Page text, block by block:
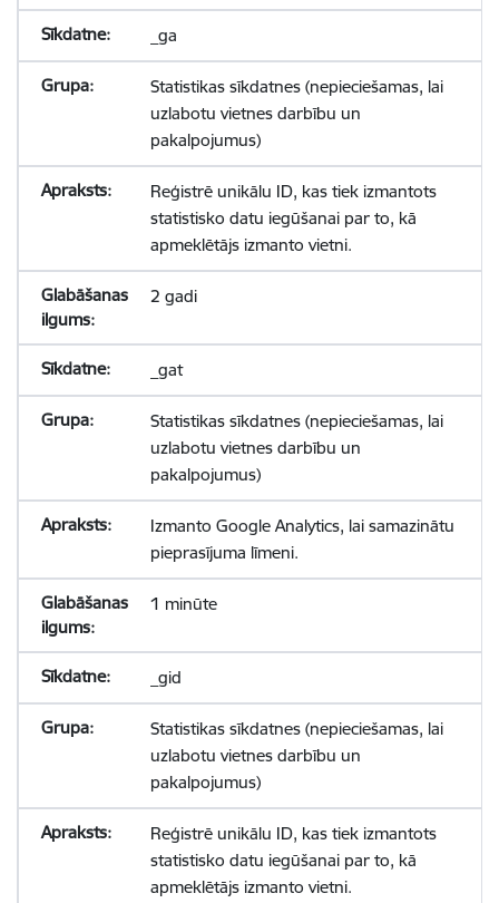
_ga
Statistikas sīkdatnes (nepieciešamas, lai
uzlabotu vietnes darbību un
pakalpojumus)
Reģistrē unikālu ID, kas tiek izmantots
statistisko datu iegūšanai par to, kā
apmeklētājs izmanto vietni.
2 gadi
_gat
Statistikas sīkdatnes (nepieciešamas, lai
uzlabotu vietnes darbību un
pakalpojumus)
Izmanto Google Analytics, lai samazinātu
pieprasījuma līmeni.
1 minūte
_gid
Statistikas sīkdatnes (nepieciešamas, lai
uzlabotu vietnes darbību un
pakalpojumus)
Reģistrē unikālu ID, kas tiek izmantots
statistisko datu iegūšanai par to, kā
apmeklētājs izmanto vietni.